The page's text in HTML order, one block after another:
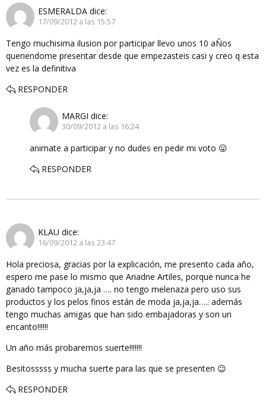
ESMERALDA dice:
17/09/2012 a las 15:57
Tengo muchisima ilusion por participar llevo unos 10 aÑos
queriendome presentar desde que empezasteis casi y creo q esta
vez es la definitiva
RESPONDER
MARGI dice:
30/09/2012 a las 16:24
animate a participar y no dudes en pedir mi voto 😛
RESPONDER
KLAU dice:
16/09/2012 a las 23:47
Hola preciosa, gracias por la explicación, me presento cada año,
espero me pase lo mismo que Ariadne Artiles, porque nunca he
ganado tampoco ja,ja,ja …. no tengo melenaza pero uso sus
productos y los pelos finos están de moda ja,ja,ja….. además
tengo muchas amigas que han sido embajadoras y son un
encanto!!!!!!
Un año más probaremos suerte!!!!!!!
Besitosssss y mucha suerte para las que se presenten 😉
RESPONDER